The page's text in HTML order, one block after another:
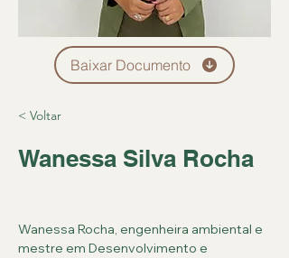
Baixar Documento
< Voltar
Wanessa Silva Rocha
Wanessa Rocha, engenheira ambiental e
mestre em Desenvolvimento e